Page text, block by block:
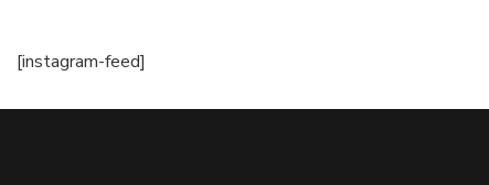
[instagram-feed]